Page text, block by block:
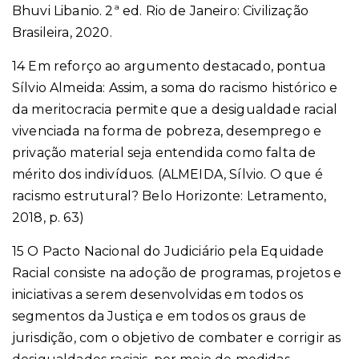
Bhuvi Libanio. 2ª ed. Rio de Janeiro: Civilização
Brasileira, 2020.
14 Em reforço ao argumento destacado, pontua
Sílvio Almeida: Assim, a soma do racismo histórico e
da meritocracia permite que a desigualdade racial
vivenciada na forma de pobreza, desemprego e
privação material seja entendida como falta de
mérito dos indivíduos. (ALMEIDA, Sílvio. O que é
racismo estrutural? Belo Horizonte: Letramento,
2018, p. 63)
15 O Pacto Nacional do Judiciário pela Equidade
Racial consiste na adoção de programas, projetos e
iniciativas a serem desenvolvidas em todos os
segmentos da Justiça e em todos os graus de
jurisdição, com o objetivo de combater e corrigir as